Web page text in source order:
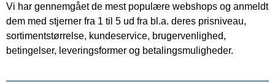
Vi har gennemgået de mest populære webshops og anmeldt
dem med stjerner fra 1 til 5 ud fra bl.a. deres prisniveau,
sortimentstørrelse, kundeservice, brugervenlighed,
betingelser, leveringsformer og betalingsmuligheder.